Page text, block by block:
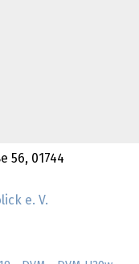
56, 01744
e. V.